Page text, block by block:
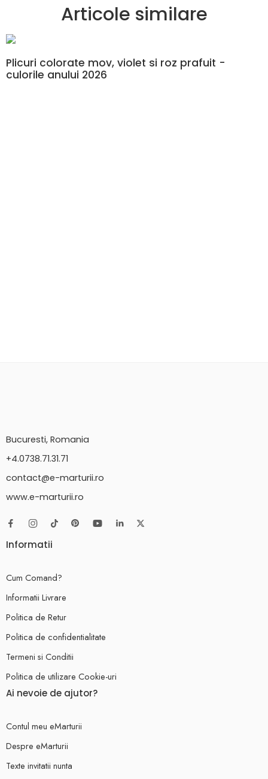
Articole similare
Plicuri colorate mov, violet si roz prafuit -
culorile anului 2026
Bucuresti, Romania
+4.0738.71.31.71
contact@e-marturii.ro
www.e-marturii.ro
Informatii
Cum Comand?
Informatii Livrare
Politica de Retur
Politica de confidentialitate
Termeni si Conditii
Politica de utilizare Cookie-uri
Ai nevoie de ajutor?
Contul meu eMarturii
Despre eMarturii
Texte invitatii nunta